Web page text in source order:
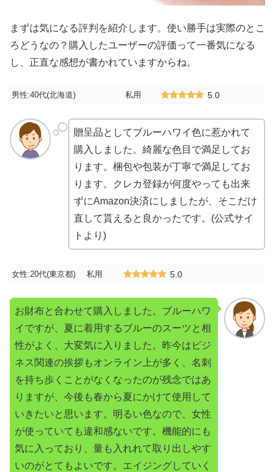
まずは気になる評判を紹介します。使い勝手は実際のとこ
ろどうなの？購入したユーザーの評価って一番気になる
し、正直な感想が書かれていますからね。
男性:40代(北海道) 私用 5.0
贈呈品としてブルーハワイ色に惹かれて
購入しました。綺麗な色目で満足してお
ります。梱包や包装が丁寧で満足してお
ります。クレカ登録が何度やっても出来
ずにAmazon決済にしましたが、そこだけ
直して貰えると良かったです。(公式サイ
トより)
女性:20代(東京都) 私用 5.0
お財布と合わせて購入しました。ブルーハワ
イですが、夏に着用するブルーのスーツと相
性がよく、大変気に入りました。昨今はビジ
ネス関連の挨拶もオンライン上が多く、名刺
を持ち歩くことがなくなったのが残念ではあ
りますが、今後も春から夏にかけて使用して
いきたいと思います。明るい色なので、女性
が使っていても違和感ないです。機能的にも
気に入っており、量も入れれて取り出しやす
いのがとてもよいです。エイジングしていく